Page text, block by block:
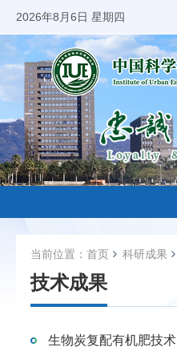
2026年8月6日 星期四
当前位置： 首页 科研成果
技术成果
生物炭复配有机肥技术